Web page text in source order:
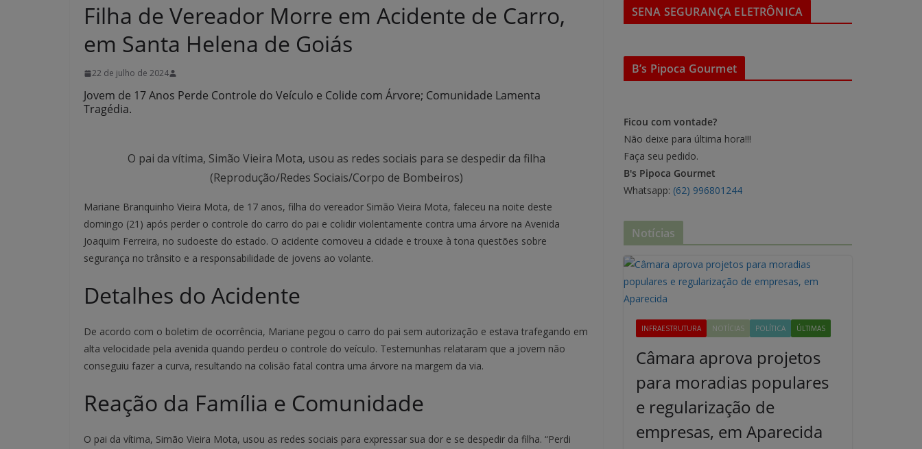
Filha de Vereador Morre em Acidente de Carro,
em Santa Helena de Goiás
22 de julho de 2024
Jovem de 17 Anos Perde Controle do Veículo e Colide com Árvore; Comunidade Lamenta
Tragédia.
O pai da vítima, Simão Vieira Mota, usou as redes sociais para se despedir da filha
(Reprodução/Redes Sociais/Corpo de Bombeiros)
Mariane Branquinho Vieira Mota, de 17 anos, filha do vereador Simão Vieira Mota, faleceu na noite deste
domingo (21) após perder o controle do carro do pai e colidir violentamente contra uma árvore na Avenida
Joaquim Ferreira, no sudoeste do estado. O acidente comoveu a cidade e trouxe à tona questões sobre
segurança no trânsito e a responsabilidade de jovens ao volante.
Detalhes do Acidente
De acordo com o boletim de ocorrência, Mariane pegou o carro do pai sem autorização e estava trafegando em
alta velocidade pela avenida quando perdeu o controle do veículo. Testemunhas relataram que a jovem não
conseguiu fazer a curva, resultando na colisão fatal contra uma árvore na margem da via.
Reação da Família e Comunidade
O pai da vítima, Simão Vieira Mota, usou as redes sociais para expressar sua dor e se despedir da filha. “Perdi
SENA SEGURANÇA ELETRÔNICA
B’s Pipoca Gourmet
Ficou com vontade?
Não deixe para última hora!!!
Faça seu pedido.
B's Pipoca Gourmet
Whatsapp: (62) 996801244
Notícias
INFRAESTRUTURA NOTÍCIAS POLÍTICA ÚLTIMAS
Câmara aprova projetos
para moradias populares
e regularização de
empresas, em Aparecida